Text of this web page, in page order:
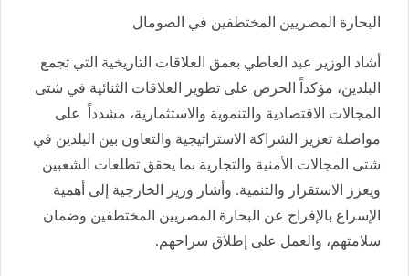
البحارة المصريين المختطفين في الصومال
أشاد الوزير عبد العاطي بعمق العلاقات التاريخية التي تجمع
البلدين، مؤكداً الحرص على تطوير العلاقات الثنائية في شتى
المجالات الاقتصادية والتنموية والاستثمارية، مشدداً على
مواصلة تعزيز الشراكة الاستراتيجية والتعاون بين البلدين في
شتى المجالات الأمنية والتجارية بما يحقق تطلعات الشعبين
ويعزز الاستقرار والتنمية. وأشار وزير الخارجية إلى أهمية
الإسراع بالإفراج عن البحارة المصريين المختطفين وضمان
سلامتهم، والعمل على إطلاق سراحهم.